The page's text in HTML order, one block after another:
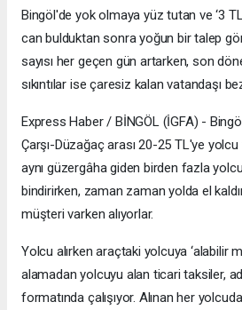
Bingöl'de yok olmaya yüz tutan ve ‘3
can bulduktan sonra yoğun bir talep
sayısı her geçen gün artarken, son
sıkıntılar ise çaresiz kalan vatandaşı
Express Haber / BİNGÖL (İGFA) -
Çarşı-Düzağaç arası 20-25 TL'ye
aynı güzergâha giden birden fazla
bindirirken, zaman zaman yolda el
müşteri varken alıyorlar.
Yolcu alırken araçtaki yolcuya ‘alabilir
alamadan yolcuyu alan ticari taksiler,
formatında çalışıyor. Alınan her